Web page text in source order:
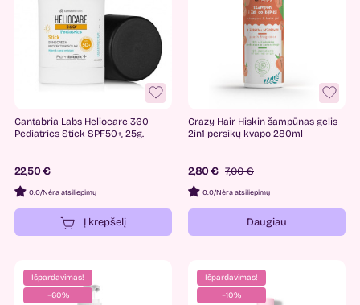
Cantabria Labs Heliocare 360
Pediatrics Stick SPF50+, 25g.
22,50 €
0.0/Nėra atsiliepimų
Į krepšelį
Crazy Hair Hiskin šampūnas gelis
2in1 persikų kvapo 280ml
2,80 € 7,00 €
0.0/Nėra atsiliepimų
Daugiau
Išpardavimas!
−60%
Išpardavimas!
−10%